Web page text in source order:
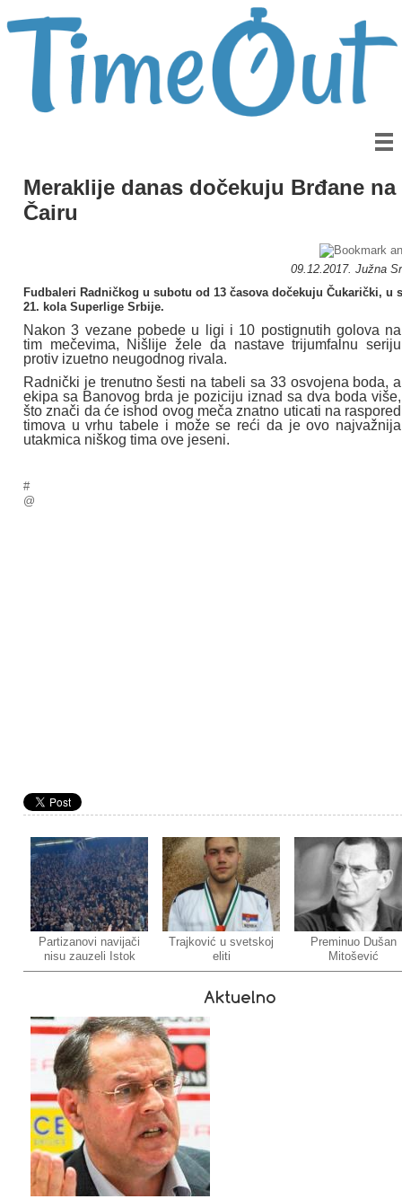
Meraklije danas dočekuju Brđane na
Čairu
09.12.2017. Južna
Fudbaleri Radničkog u subotu od 13 časova dočekuju Čukarički, u
21. kola Superlige Srbije.
Nakon 3 vezane pobede u ligi i 10 postignutih golova na
tim mečevima, Nišlije žele da nastave trijumfalnu seriju
protiv izuetno neugodnog rivala.
Radnički je trenutno šesti na tabeli sa 33 osvojena boda, a
ekipa sa Banovog brda je poziciju iznad sa dva boda više,
što znači da će ishod ovog meča znatno uticati na raspored
timova u vrhu tabele i može se reći da je ovo najvažnija
utakmica niškog tima ove jeseni.
#
@
Partizanovi navijači
nisu zauzeli Istok
Trajković u svetskoj
eliti
Preminuo Dušan
Mitošević
Aktuelno